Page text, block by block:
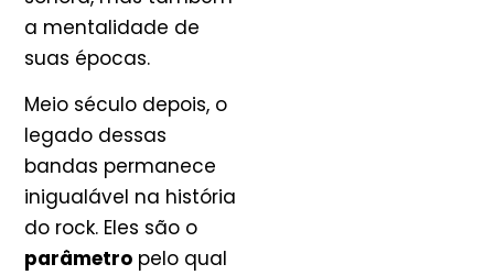
a mentalidade de
suas épocas.
Meio século depois, o
legado dessas
bandas permanece
inigualável na história
do rock. Eles são o
parâmetro pelo qual